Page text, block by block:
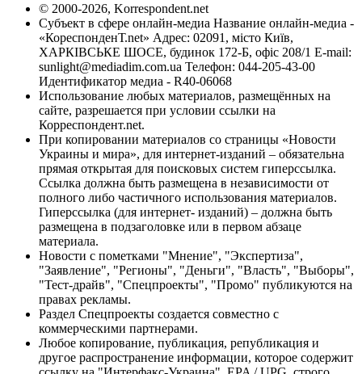
© 2000-2026, Korrespondent.net
Субъект в сфере онлайн-медиа Название онлайн-медиа -
«КореспонденТ.net» Адрес: 02091, місто Київ,
ХАРКІВСЬКЕ ШОСЕ, будинок 172-Б, офіс 208/1 E-mail:
sunlight@mediadim.com.ua Телефон: 044-205-43-00
Идентификатор медиа - R40-06068
Использование любых материалов, размещённых на
сайте, разрешается при условии ссылки на
Корреспондент.net.
При копировании материалов со страницы «Новости
Украины и мира», для интернет-изданий – обязательна
прямая открытая для поисковых систем гиперссылка.
Ссылка должна быть размещена в независимости от
полного либо частичного использования материалов.
Гиперссылка (для интернет- изданий) – должна быть
размещена в подзаголовке или в первом абзаце
материала.
Новости с пометками "Мнение", "Экспертиза",
"Заявление", "Регионы", "Деньги", "Власть", "Выборы",
"Тест-драйв", "Спецпроекты", "Промо" публикуются на
правах рекламы.
Раздел Спецпроекты создается совместно с
коммерческими партнерами.
Любое копирование, публикация, републикация и
другое распространение информации, которое содержит